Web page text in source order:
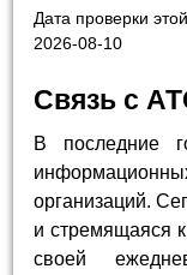
Дата проверки
2026-08-10
Связь с
В последние
организаций.
и стремящаяся
своей